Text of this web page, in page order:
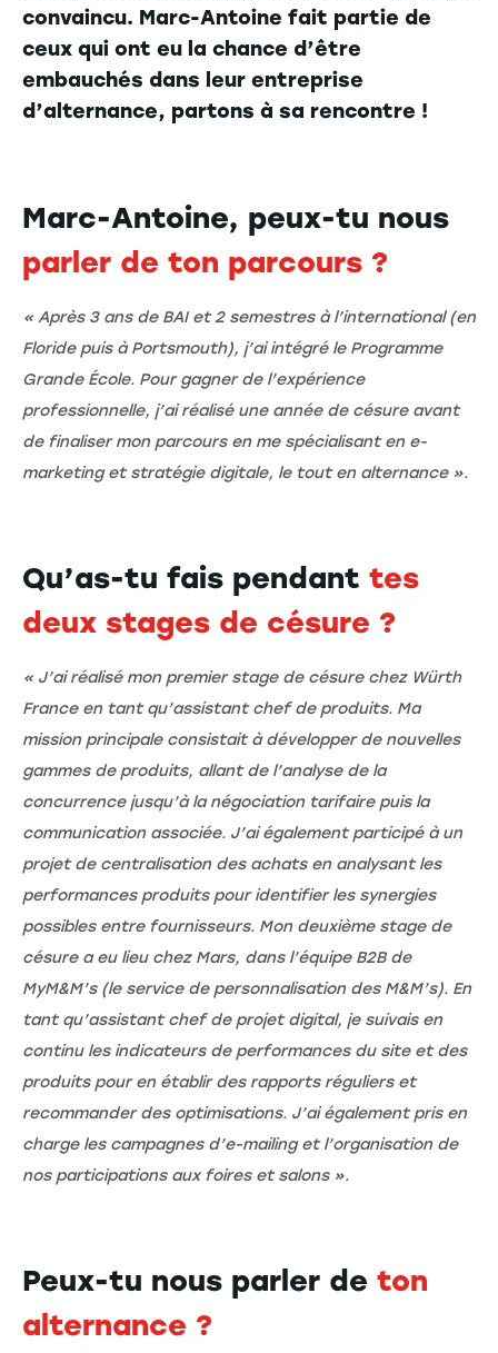
convaincu. Marc-Antoine fait partie de
ceux qui ont eu la chance d’être
embauchés dans leur entreprise
d’alternance, partons à sa rencontre !
Marc-Antoine, peux-tu nous
parler de ton parcours ?
« Après 3 ans de BAI et 2 semestres à l’international (en
Floride puis à Portsmouth), j’ai intégré le Programme
Grande École. Pour gagner de l’expérience
professionnelle, j’ai réalisé une année de césure avant
de finaliser mon parcours en me spécialisant en e-
marketing et stratégie digitale, le tout en alternance ».
Qu’as-tu fais pendant tes
deux stages de césure ?
« J’ai réalisé mon premier stage de césure chez Würth
France en tant qu’assistant chef de produits. Ma
mission principale consistait à développer de nouvelles
gammes de produits, allant de l’analyse de la
concurrence jusqu’à la négociation tarifaire puis la
communication associée. J’ai également participé à un
projet de centralisation des achats en analysant les
performances produits pour identifier les synergies
possibles entre fournisseurs. Mon deuxième stage de
césure a eu lieu chez Mars, dans l’équipe B2B de
MyM&M’s (le service de personnalisation des M&M’s). En
tant qu’assistant chef de projet digital, je suivais en
continu les indicateurs de performances du site et des
produits pour en établir des rapports réguliers et
recommander des optimisations. J’ai également pris en
charge les campagnes d’e-mailing et l’organisation de
nos participations aux foires et salons ».
Peux-tu nous parler de ton
alternance ?